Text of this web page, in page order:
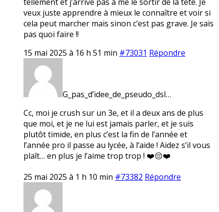
veux juste apprendre à mieux le connaître et voir si
cela peut marcher mais sinon c’est pas grave. Je sais
pas quoi faire !!
15 mai 2025 à 16 h 51 min #73031 Répondre
G_pas_d’idee_de_pseudo_dsl…
Cc, moi je crush sur un 3e, et il a deux ans de plus
que moi, et je ne lui est jamais parler, et je suis
plutôt timide, en plus c’est la fin de l’année et
l’année pro il passe au lycée, à l’aide ! Aidez s’il vous
plaît… en plus je l’aime trop trop ! ❤️😔❤️
25 mai 2025 à 1 h 10 min #73382 Répondre